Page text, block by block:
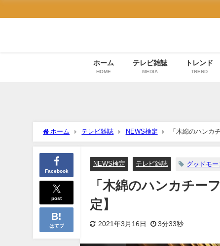
ホーム
HOME
テレビ雑誌
MEDIA
トレンド
TREND
ホーム テレビ雑誌 NEWS検定 「木綿のハンカ
Facebook
post
はてブ
NEWS検定 テレビ雑誌 グッドモー
「木綿のハンカチー
定】
2021年3月16日 3分33秒